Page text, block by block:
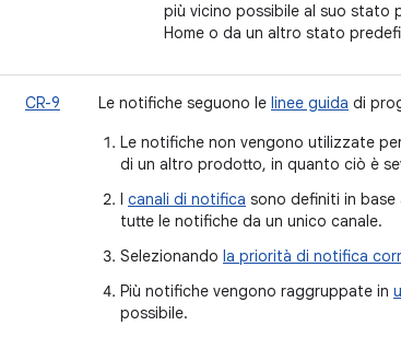
più vicino possibile al suo stato
Home o da un altro stato
CR-9 Le notifiche seguono le linee guida di
Le notifiche non vengono utilizzate
di un altro prodotto, in quanto ciò è
I canali di notifica sono definiti in
tutte le notifiche da un unico canale.
Selezionando la priorità di notifica
Più notifiche vengono raggruppate in
possibile.